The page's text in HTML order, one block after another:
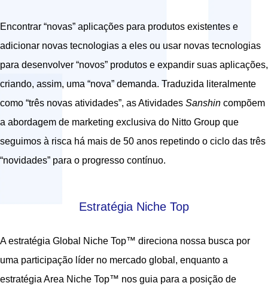
Encontrar “novas” aplicações para produtos existentes e
adicionar novas tecnologias a eles ou usar novas tecnologias
para desenvolver “novos” produtos e expandir suas aplicações,
criando, assim, uma “nova” demanda. Traduzida literalmente
como “três novas atividades”, as Atividades Sanshin compõem
a abordagem de marketing exclusiva do Nitto Group que
seguimos à risca há mais de 50 anos repetindo o ciclo das três
“novidades” para o progresso contínuo.
Estratégia Niche Top
A estratégia Global Niche Top™ direciona nossa busca por
uma participação líder no mercado global, enquanto a
estratégia Area Niche Top™ nos guia para a posição de